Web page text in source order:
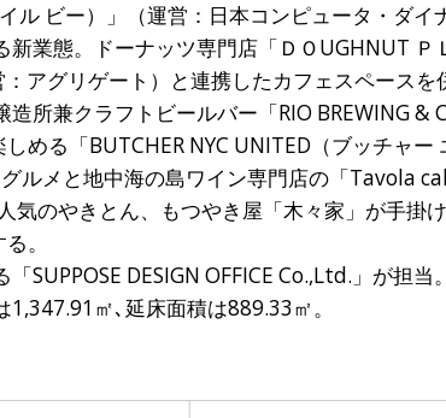
ル ビー）」（運営：日本コンピュータ・ダイ
新業態。ドーナッツ専門店「ＤＯUGHNUT
アグリゲート）と連携したカフェスペースを
所兼クラフトビールバー「RIO BREWING &
める「BUTCHER NYC UNITED（ブッチャー
グルメと地中海の島ワイン専門店の「Tavola
気のやきとん、もつやき屋「木々家」が手掛
。
SUPPOSE DESIGN OFFICE Co.,Ltd.」が担
㎡､延床面積は889.33㎡。